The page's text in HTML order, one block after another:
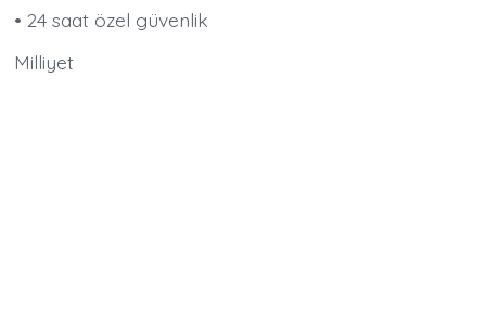
• 24 saat özel güvenlik
Milliyet